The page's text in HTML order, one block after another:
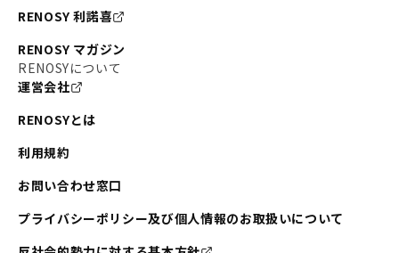
RENOSY 利諾喜
RENOSY マガジン
RENOSYについて
運営会社
RENOSYとは
利用規約
お問い合わせ窓口
プライバシーポリシー及び個人情報のお取扱いについて